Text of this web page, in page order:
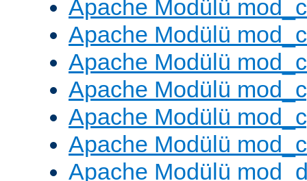
Apache Modülü
Apache Modülü
Apache Modülü
Apache Modülü
Apache Modülü
Apache Modülü
Apache Modülü